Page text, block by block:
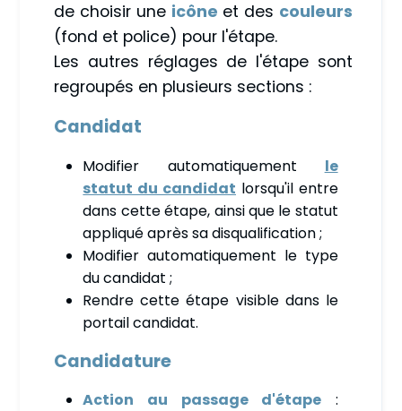
de choisir une icône et des couleurs
(fond et police) pour l'étape.
Les autres réglages de l'étape sont
regroupés en plusieurs sections :
Candidat
Modifier automatiquement le
statut du candidat lorsqu'il entre
dans cette étape, ainsi que le statut
appliqué après sa disqualification ;
Modifier automatiquement le type
du candidat ;
Rendre cette étape visible dans le
portail candidat.
Candidature
Action au passage d'étape :